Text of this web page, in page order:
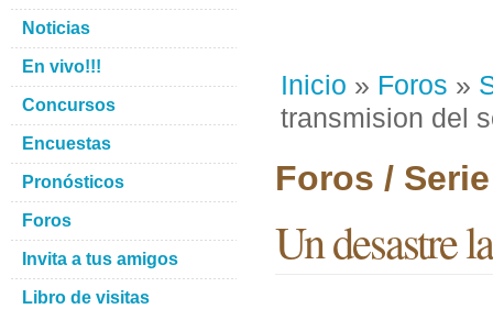
Inicio » Foros »
transmision del
Foros /
Un desastre
Noticias
En vivo!!!
Concursos
Encuestas
Pronósticos
Foros
Invita a tus amigos
Libro de visitas